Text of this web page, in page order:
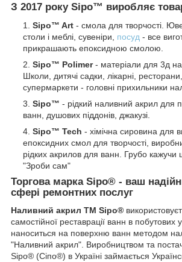
З 2017 року Sipo™ виробляє
Sipo™ Art - смола для творчості.
столи і меблі, сувеніри, посуд - все
прикрашають епоксидною смолою.
Sipo™ Polimer- матеріали для 3д
Школи, дитячі садки, лікарні,
супермаркети - головні прихильники
Sipo™ - рідкий наливний акрил для
ванн, душових піддонів, джакузі.
Sipo™ Tech - хімічна сировина для
епоксидних смол для творчості,
рідких акрилов для ванн. Грубо кажучи
"Зроби сам"
Торгова марка Sipo® - ваш
сфері ремонтних послуг
Наливний акрил ТМ Sipo®
самостійної реставрації ванн в побутових
наноситься на поверхню ванн методом
"Наливний акрил". Виробництвом та
Sipo® (Сіпо®) в Україні займається